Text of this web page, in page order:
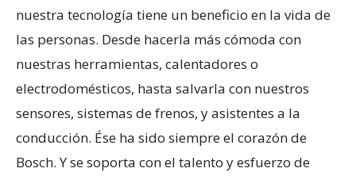
nuestra tecnología tiene un beneficio en la vida de
las personas. Desde hacerla más cómoda con
nuestras herramientas, calentadores o
electrodomésticos, hasta salvarla con nuestros
sensores, sistemas de frenos, y asistentes a la
conducción. Ése ha sido siempre el corazón de
Bosch. Y se soporta con el talento y esfuerzo de